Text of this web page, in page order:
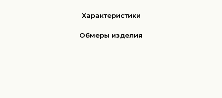
Характеристики
Обмеры изделия